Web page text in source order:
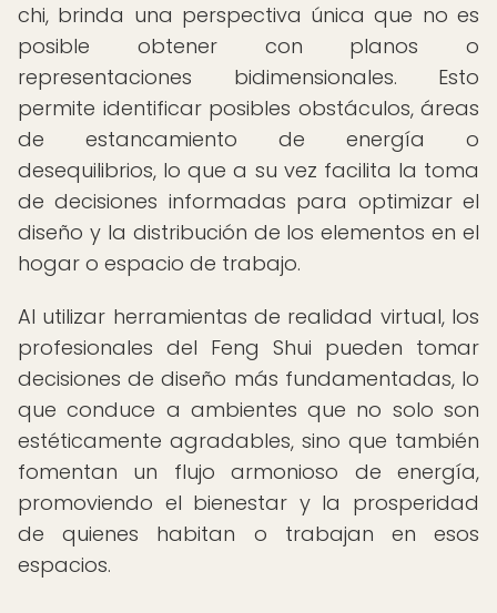
chi, brinda una perspectiva única que no es
posible obtener con planos o
representaciones bidimensionales. Esto
permite identificar posibles obstáculos, áreas
de estancamiento de energía o
desequilibrios, lo que a su vez facilita la toma
de decisiones informadas para optimizar el
diseño y la distribución de los elementos en el
hogar o espacio de trabajo.
Al utilizar herramientas de realidad virtual, los
profesionales del Feng Shui pueden tomar
decisiones de diseño más fundamentadas, lo
que conduce a ambientes que no solo son
estéticamente agradables, sino que también
fomentan un flujo armonioso de energía,
promoviendo el bienestar y la prosperidad
de quienes habitan o trabajan en esos
espacios.